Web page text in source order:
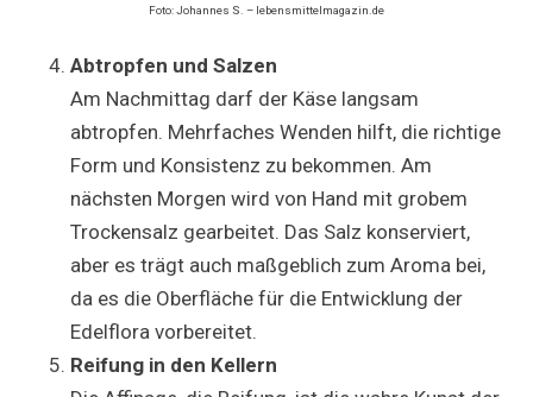
Foto: Johannes S. – lebensmittelmagazin.de
Abtropfen und Salzen
Am Nachmittag darf der Käse langsam
abtropfen. Mehrfaches Wenden hilft, die richtige
Form und Konsistenz zu bekommen. Am
nächsten Morgen wird von Hand mit grobem
Trockensalz gearbeitet. Das Salz konserviert,
aber es trägt auch maßgeblich zum Aroma bei,
da es die Oberfläche für die Entwicklung der
Edelflora vorbereitet.
Reifung in den Kellern